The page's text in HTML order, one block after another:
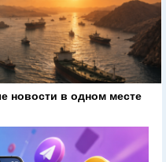
новости в одном месте